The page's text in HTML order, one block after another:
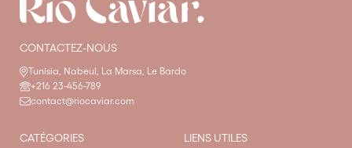
CONTACTEZ-NOUS
Tunisia, Nabeul, La Marsa, Le Bardo
+216 23-456-789
contact@riocaviar.com
CATÉGORIES LIENS UTILES